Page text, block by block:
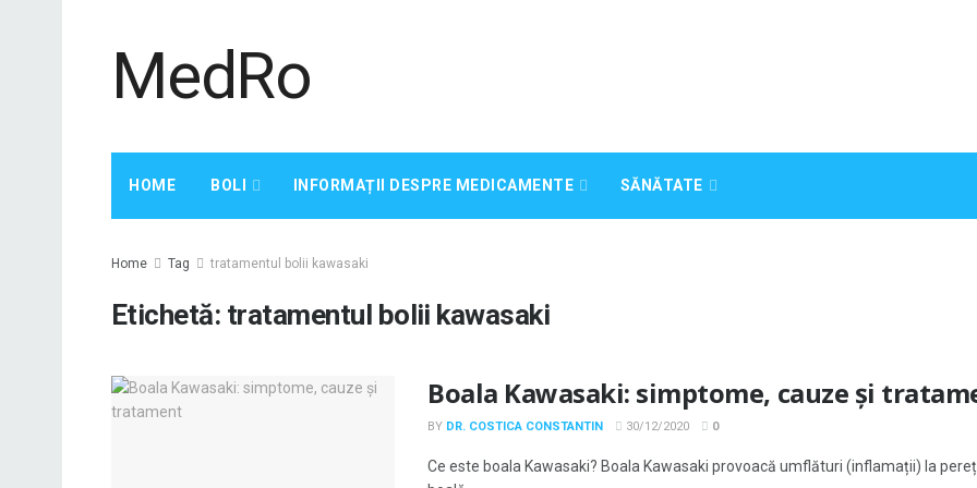
MedRo
HOME BOLI INFORMAȚII DESPRE MEDICAMENTE SĂNĂTATE
Home Tag tratamentul bolii kawasaki
Etichetă: tratamentul bolii kawasaki
Boala Kawasaki: simptome, cauze și
BY DR. COSTICA CONSTANTIN 30/12/2020 0
Ce este boala Kawasaki? Boala Kawasaki provoacă umflături (inflamații) la